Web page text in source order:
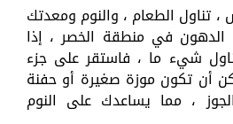
تناول الطعام ، والنوم ومعدتك
الدهون في منطقة الخصر ، إذا
شيء ما ، فاستقر على جزء
أن تكون موزة صغيرة أو حفنة
، مما يساعدك على النوم